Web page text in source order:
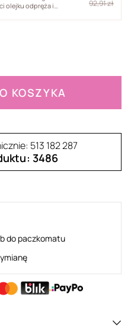
olejku odpręża i
92,91 zł
KOSZYKA
513 182 287
3486
do paczkomatu